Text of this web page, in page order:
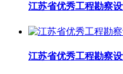
江苏省优秀工程勘察
江苏省优秀工程勘察